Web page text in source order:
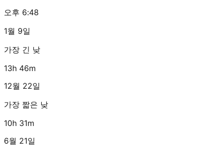
오후 6:48
1월 9일
가장 긴 낮
13h 46m
12월 22일
가장 짧은 낮
10h 31m
6월 21일